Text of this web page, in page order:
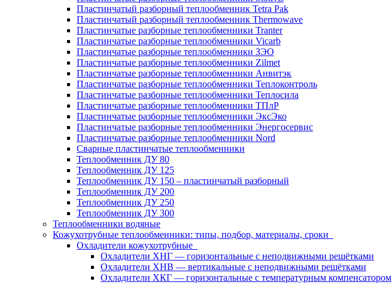
Пластинчатый разборный теплообменник Tetra Pak
Пластинчатый разборный теплообменник Thermowave
Пластинчатые разборные теплообменники Tranter
Пластинчатые разборные теплообменники Vicarb
Пластинчатые разборные теплообменники ЗЭО
Пластинчатые разборные теплообменники Zilmet
Пластинчатые разборные теплообменники Анвитэк
Пластинчатые разборные теплообменники Теплоконтроль
Пластинчатые разборные теплообменники Теплосила
Пластинчатые разборные теплообменники ТПлР
Пластинчатые разборные теплообменники ЭксЭко
Пластинчатые разборные теплообменники Энергосервис
Пластинчатые разборные теплообменники Nord
Сварные пластинчатые теплообменники
Теплообменник ДУ 80
Теплообменник ДУ 125
Теплообменник ДУ 150 – пластинчатый разборный
Теплообменник ДУ 200
Теплообменник ДУ 250
Теплообменник ДУ 300
Теплообменники водяные
Кожухотрубные теплообменники: типы, подбор, материалы, сроки
Охладители кожухотрубные
Охладители ХНГ — горизонтальные с неподвижными решётками
Охладители ХНВ — вертикальные с неподвижными решётками
Охладители ХКГ — горизонтальные с температурным компенсатором